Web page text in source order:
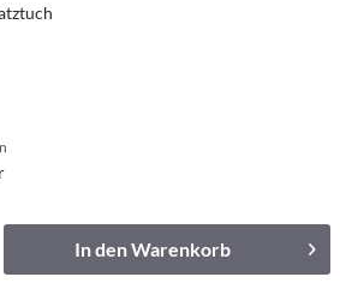
In denWarenkorb